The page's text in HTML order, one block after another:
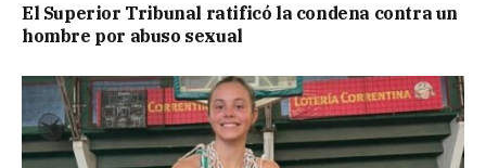
El Superior Tribunal ratificó la condena contra un
hombre por abuso sexual